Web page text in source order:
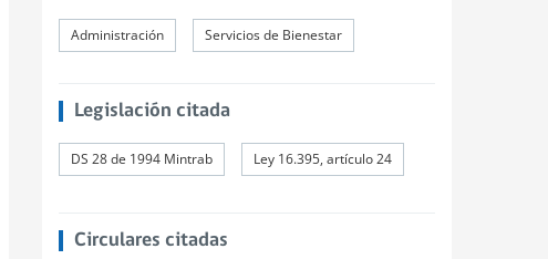
Administración Servicios de Bienestar
Legislación citada
DS 28 de 1994 Mintrab Ley 16.395, artículo 24
Circulares citadas